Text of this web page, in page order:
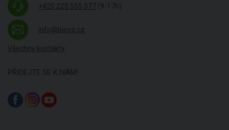
+420 220 555 077 (9-17h)
info@biooo.cz
Všechny kontakty
PŘIDEJTE SE K NÁM!